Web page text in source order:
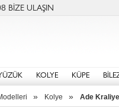
BİZE ULAŞIN
KOLYE KÜPE
» Kolye » Ade